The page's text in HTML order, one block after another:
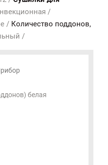
/
/ Количество поддонов,
/
белая